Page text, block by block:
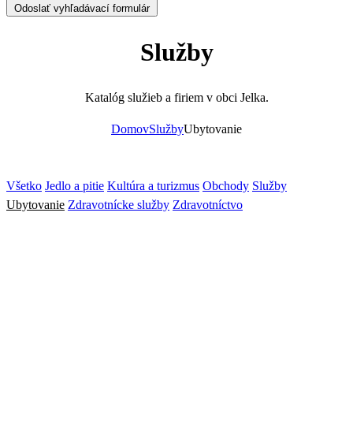
Odoslať vyhľadávací formulár
Služby
Katalóg služieb a firiem v obci Jelka.
DomovSlužbyUbytovanie
Všetko Jedlo a pitie Kultúra a turizmus Obchody Služby
Ubytovanie Zdravotnícke služby Zdravotníctvo